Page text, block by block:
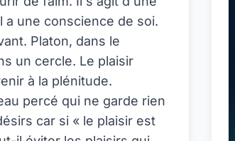
a une conscience de soi.
Platon, dans le
un cercle. Le plaisir
à la plénitude.
percé qui ne garde rien
car si « le plaisir est